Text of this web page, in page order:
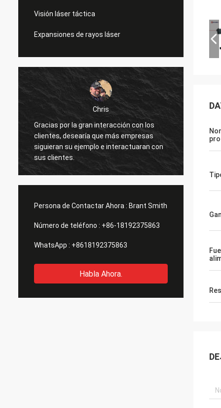
Visión láser táctica
Expansiones de rayos láser
Chris
la gran interacción con los
que más empresas
su ejemplo e interactuaran con
Yo
He recibido la mira
estado de
probando las miradas, y
funcionando bien como
manchas o huellas en las
algunas cosas menores
cambiadas o mejoradas,
Persona de Contactar Ahora : Brant Smith
Número de teléfono : +86-18192375863
WhatsApp : +8618192375863
Habla Ahora.